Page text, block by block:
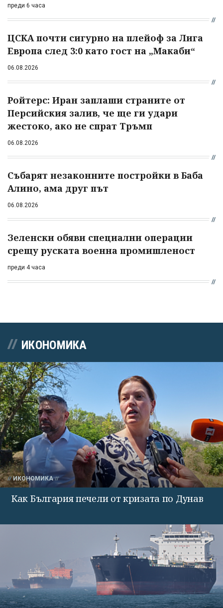
преди 6 часа
ЦСКА почти сигурно на плейоф за Лига
Европа след 3:0 като гост на „Макаби“
06.08.2026
Ройтерс: Иран заплаши страните от
Персийския залив, че ще ги удари
жестоко, ако не спрат Тръмп
06.08.2026
Събарят незаконните постройки в Баба
Алино, ама друг път
06.08.2026
Зеленски обяви специални операции
срещу руската военна промишленост
преди 4 часа
ИКОНОМИКА
ИКОНОМИКА
Как България печели от кризата по Дунав